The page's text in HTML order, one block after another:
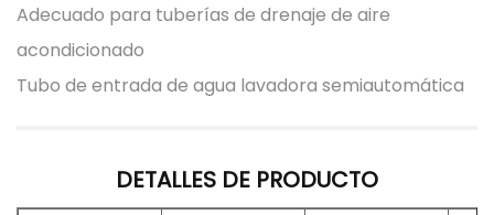
Adecuado para tuberías de drenaje de aire
acondicionado
Tubo de entrada de agua lavadora semiautomática
DETALLES DE PRODUCTO